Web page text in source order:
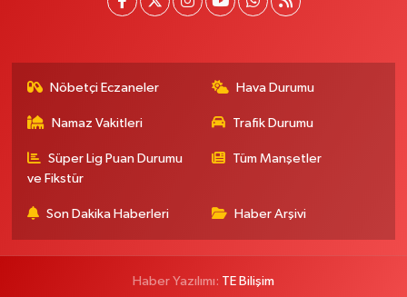
Nöbetçi Eczaneler Hava Durumu
Namaz Vakitleri Trafik Durumu
Süper Lig Puan Durumu
ve Fikstür
Tüm Manşetler
Son Dakika Haberleri Haber Arşivi
Haber Yazılımı: TE Bilişim